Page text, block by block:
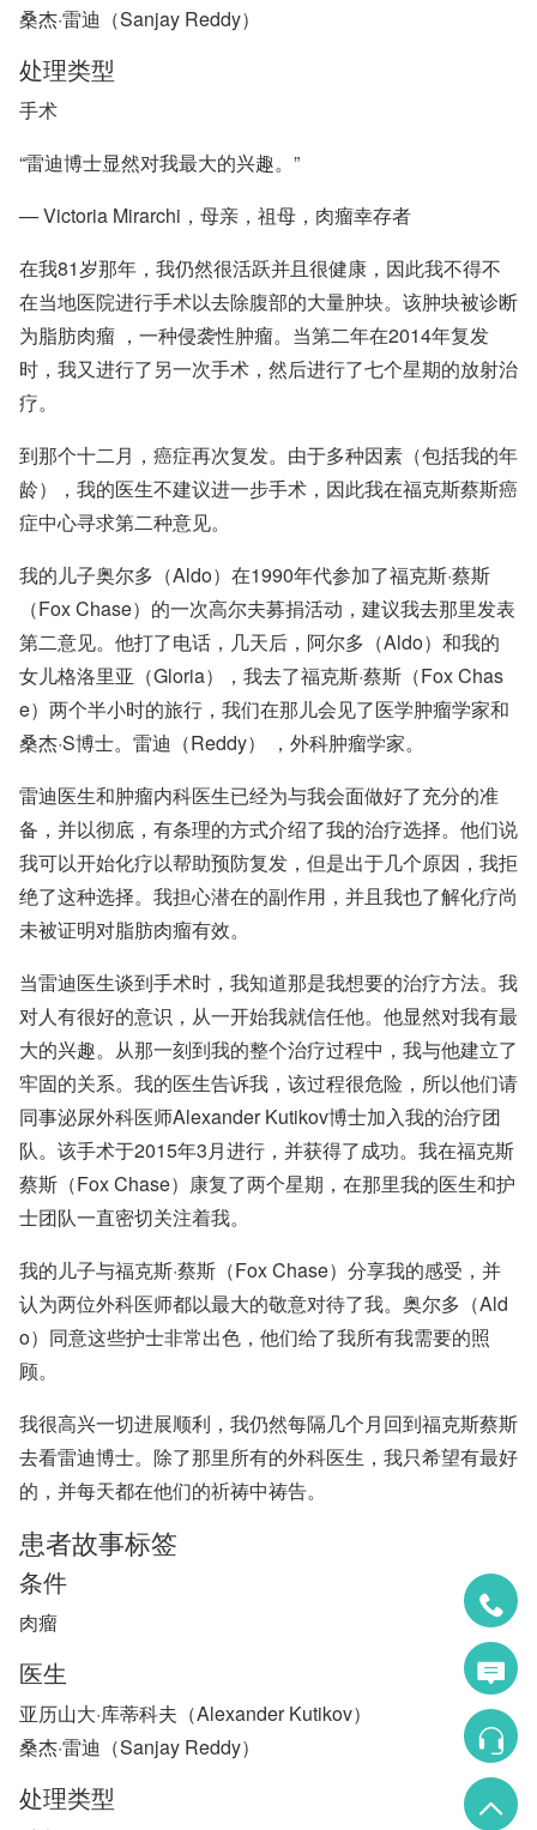
桑杰·雷迪（Sanjay Reddy）
处理类型
手术
“雷迪博士显然对我最大的兴趣。”
— Victoria Mirarchi，母亲，祖母，肉瘤幸存者
在我81岁那年，我仍然很活跃并且很健康，因此我不得不
在当地医院进行手术以去除腹部的大量肿块。该肿块被诊断
为脂肪肉瘤 ，一种侵袭性肿瘤。当第二年在2014年复发
时，我又进行了另一次手术，然后进行了七个星期的放射治
疗。
到那个十二月，癌症再次复发。由于多种因素（包括我的年
龄），我的医生不建议进一步手术，因此我在福克斯蔡斯癌
症中心寻求第二种意见。
我的儿子奥尔多（Aldo）在1990年代参加了福克斯·蔡斯
（Fox Chase）的一次高尔夫募捐活动，建议我去那里发表
第二意见。他打了电话，几天后，阿尔多（Aldo）和我的
女儿格洛里亚（Gloria），我去了福克斯·蔡斯（Fox Chas
e）两个半小时的旅行，我们在那儿会见了医学肿瘤学家和
桑杰·S博士。雷迪（Reddy）
，外科肿瘤学家。
雷迪医生和肿瘤内科医生已经为与​​我会面做好了充分的准
备，并以彻底，有条理的方式介绍了我的治疗选择。他们说
我可以开始化疗以帮助预防复发，但是出于几个原因，我拒
绝了这种选择。我担心潜在的副作用，并且我也了解化疗尚
未被证明对脂肪肉瘤有效。
当雷迪医生谈到手术时，我知道那是我想要的治疗方法。我
对人有很好的意识，从一开始我就信任他。他显然对我有最
大的兴趣。从那一刻到我的整个治疗过程中，我与他建立了
牢固的关系。我的医生告诉我，该过程很危险，所以他们请
同事泌尿外科医师Alexander Kutikov博士加入我的治疗团
队。该手术于2015年3月进行，并获得了成功。我在福克斯
蔡斯（Fox Chase）康复了两个星期，在那里我的医生和护
士团队一直密切关注着我。
我的儿子与福克斯·蔡斯（Fox Chase）分享我的感受，并
认为两位外科医师都以最大的敬意对待了我。奥尔多（Ald
o）同意这些护士非常出色，他们给了我所有我需要的照
顾。
我很高兴一切进展顺利，我仍然每隔几个月回到福克斯蔡斯
去看雷迪博士。除了那里所有的外科医生，我只希望有最好
的，并每天都在他们的祈祷中祷告。
患者故事标签
条件
肉瘤
医生
亚历山大·库蒂科夫（Alexander Kutikov）
桑杰·雷迪（Sanjay Reddy）
处理类型